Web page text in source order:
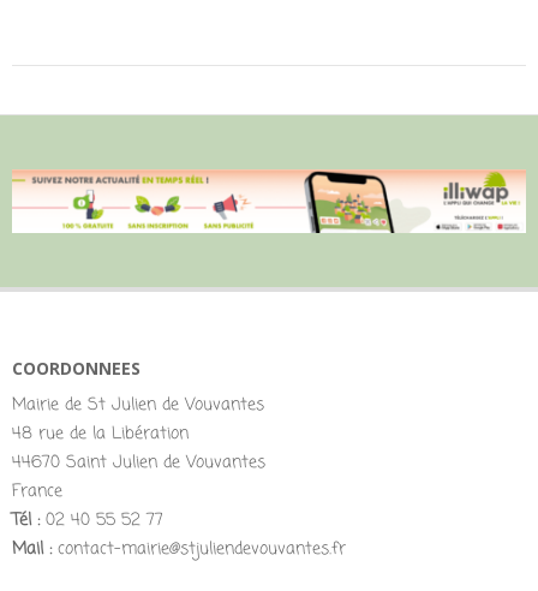
COORDONNEES
Mairie de St Julien de Vouvantes
48 rue de la Libération
44670 Saint Julien de Vouvantes
France
Tél :02 40 55 52 77
Mail :contact-mairie@stjuliendevouvantes.fr